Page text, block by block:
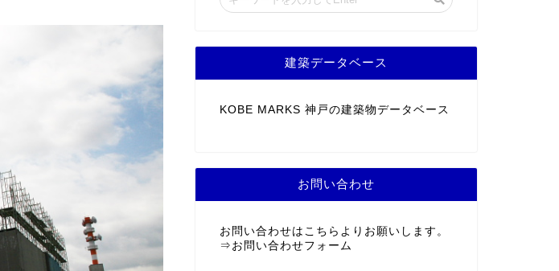
建築データベース
KOBE MARKS 神戸の建築物データベース
お問い合わせ
お問い合わせはこちらよりお願いします。
⇒ お問い合わせフォーム